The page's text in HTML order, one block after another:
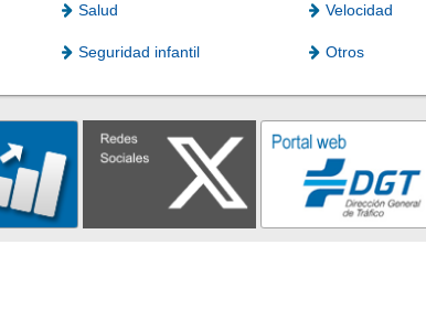
Salud Velocidad
Seguridad infantil Otros